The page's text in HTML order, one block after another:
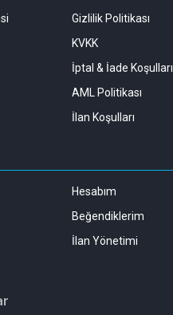
Gizlilik Politikası
KVKK
İptal & İade Koşulları
AML Politikası
İlan Koşulları
Hesabım
Beğendiklerim
İlan Yönetimi